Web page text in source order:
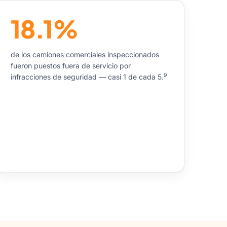
18.1%
de los camiones comerciales inspeccionados
fueron puestos fuera de servicio por
infracciones de seguridad — casi 1 de cada 5.9